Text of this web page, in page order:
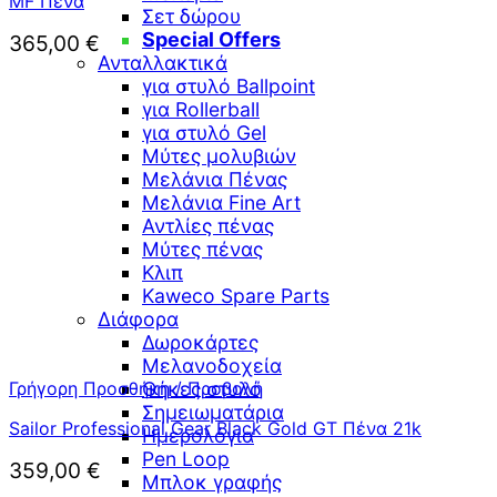
Σετ δώρου
Special Offers
Ανταλλακτικά
για στυλό Ballpoint
για Rollerball
για στυλό Gel
Μύτες μολυβιών
Μελάνια Πένας
Μελάνια Fine Art
Αντλίες πένας
Μύτες πένας
Κλιπ
Kaweco Spare Parts
Διάφορα
Δωροκάρτες
Μελανοδοχεία
Θήκες στυλό
Σημειωματάρια
Ημερολόγια
Pen Loop
Μπλοκ γραφής
365,00 €
Γρήγορη Προσθήκη / Προβολή
Sailor Professional Gear Black Gold GT Πένα 21k
359,00 €